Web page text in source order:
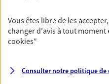
Vous êtes libre de les
changer d'avis à tout moment
cookies"
Consulter notre politique de